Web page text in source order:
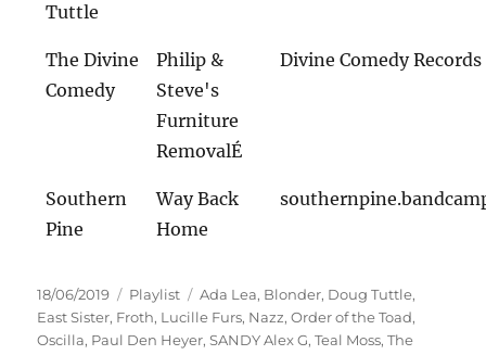
Tuttle
The Divine
Comedy
Philip &
Steve's
Furniture
RemovalÉ
Divine Comedy Records
Southern
Pine
Way Back
Home
Veröffentlicht
am
18/06/2019 Kategorien
Playlist Schlagwörter
Ada Lea, Blonder, Doug Tuttle,
East Sister, Froth, Lucille Furs, Nazz,Order of the Toad,
Oscilla, Paul Den Heyer,SANDY Alex G,Teal Moss,The